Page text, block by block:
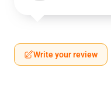
Write your review